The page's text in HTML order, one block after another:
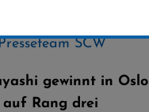
SCW
gewinnt in Oslo
Rang drei